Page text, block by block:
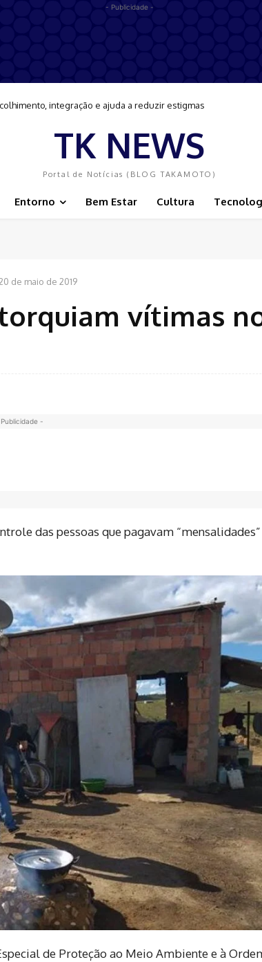
- Publicidade -
integração e ajuda a reduzir estigmas
ser presos ainda em 2026
TK NEWS
Portal de Notícias (BLOG TAKAMOTO)
Entorno Bem Estar Cultura
de maio de 2019
vítimas
-
das pessoas que pagavam “mensalidades”
de Proteção ao Meio Ambiente e à